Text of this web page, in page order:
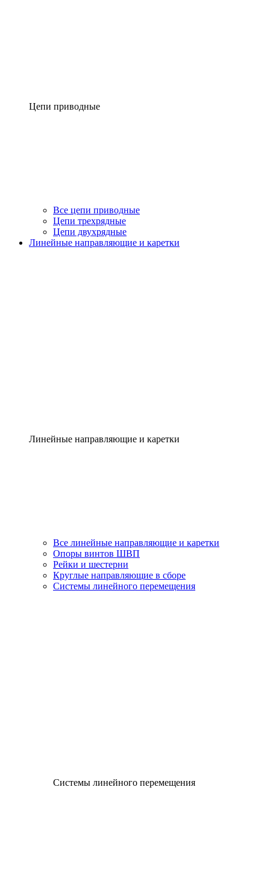
Цепи приводные
Все цепи приводные
Цепи трехрядные
Цепи двухрядные
Линейные направляющие и каретки
Линейные направляющие и каретки
Все линейные направляющие и каретки
Опоры винтов ШВП
Рейки и шестерни
Круглые направляющие в сборе
Системы линейного перемещения
Системы линейного перемещения